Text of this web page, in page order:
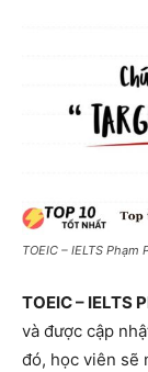
TOEIC – IELTS
TOEIC – IELTS
và được cập
đó, học viên sẽ